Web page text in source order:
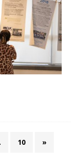
10 »